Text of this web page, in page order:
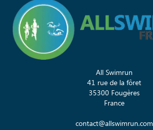
All Swimrun
41 rue de la fôret
35300 Fougères
France
contact@allswimrun.com